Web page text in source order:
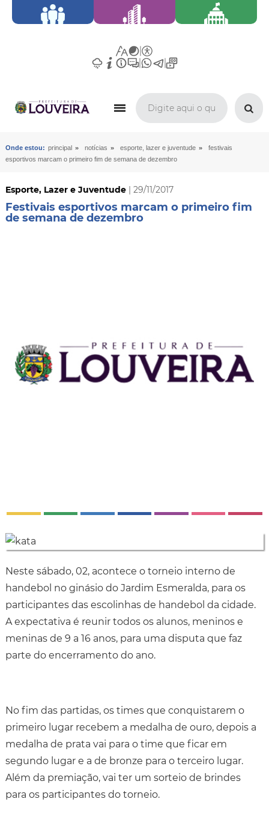
Onde estou: principal » notícias » esporte, lazer e juventude »
festivais
esportivos marcam o primeiro fim de semana de dezembro
Esporte, Lazer e Juventude| 29/11/2017
Festivais esportivos marcam o primeiro fim
de semana de dezembro
Neste sábado, 02, acontece o torneio interno de
handebol no ginásio do Jardim Esmeralda, para os
participantes das escolinhas de handebol da cidade.
A expectativa é reunir todos os alunos, meninos e
meninas de 9 a 16 anos, para uma disputa que faz
parte do encerramento do ano.
No fim das partidas, os times que conquistarem o
primeiro lugar recebem a medalha de ouro, depois a
medalha de prata vai para o time que ficar em
segundo lugar e a de bronze para o terceiro lugar.
Além da premiação, vai ter um sorteio de brindes
para os participantes do torneio.